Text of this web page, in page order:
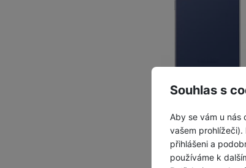
Souhlas s
Aby se vám u nás
vašem
přihlášeni a
používáme k
z vylepšené
krytí IP68.
Potěší i